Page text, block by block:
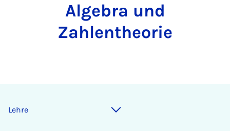
Algebra und
Zahlentheorie
Leh­re